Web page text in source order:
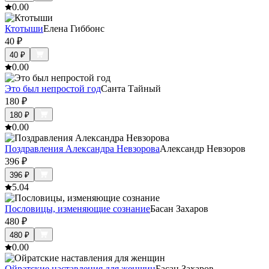
0.00
КтотышиЕлена Гиббонс
40 ₽
40 ₽
0.00
Это был непростой годСанта Тайный
180 ₽
180 ₽
0.00
Поздравления Александра НевзороваАлександр Невзоров
396 ₽
396 ₽
5.04
Пословицы, изменяющие сознаниеБасан Захаров
480 ₽
480 ₽
0.00